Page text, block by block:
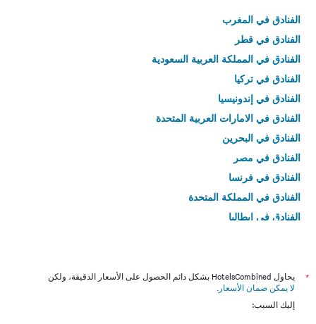
الفنادق في المغرب
الفنادق في قطر
الفنادق في المملكة العربية السعودية
الفنادق في تركيا
الفنادق في إندونيسيا
الفنادق في الامارات العربية المتحدة
الفنادق في البحرين
الفنادق في مصر
الفنادق في فرنسا
الفنادق في المملكة المتحدة
الفنادق في إيطاليا
*
يحاول HotelsCombined بشكل دائم الحصول على الأسعار الدقيقة، ولكن
لا يمكن ضمان الأسعار .
إليك السبب: